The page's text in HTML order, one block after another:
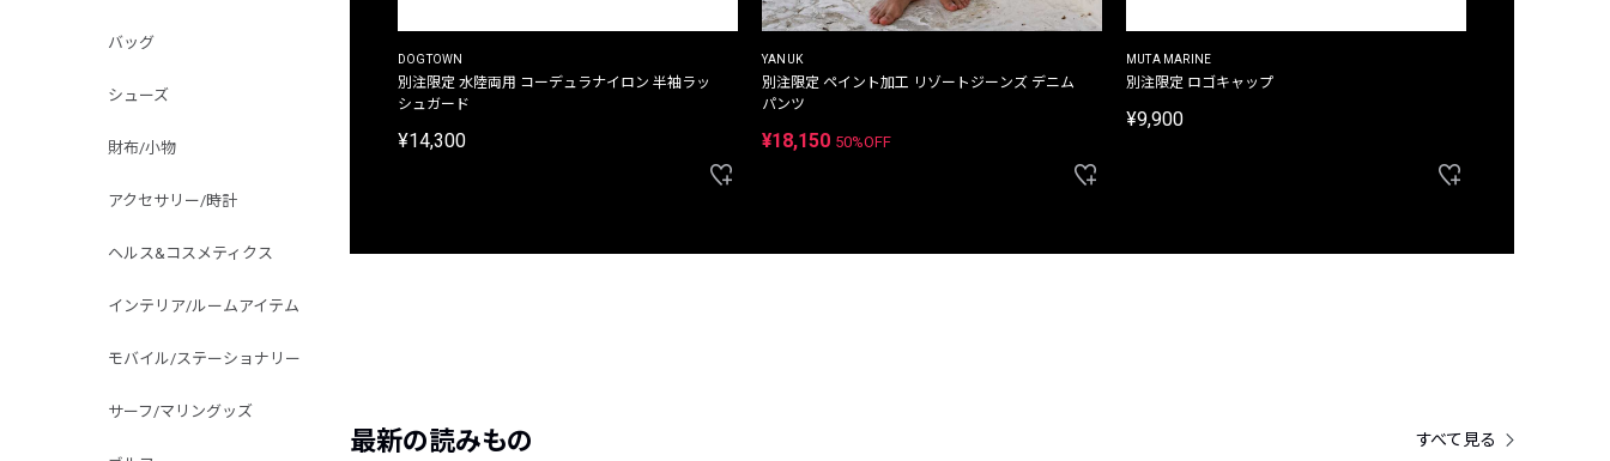
バッグ
シューズ
財布/小物
アクセサリー/時計
ヘルス&コスメティクス
インテリア/ルームアイテム
モバイル/ステーショナリー
サーフ/マリングッズ
プリントTシャツ
DOGTOWN
別注限定 水陸両用 コーデュラナイロン 半袖ラッ
シュガード
¥14,300
YANUK
別注限定 ペイント加工 リゾートジーンズ デニム
パンツ
¥18,150 50%OFF
MUTA MARINE
別注限定 ロゴキャップ
¥9,900
最新の読みもの すべて見る